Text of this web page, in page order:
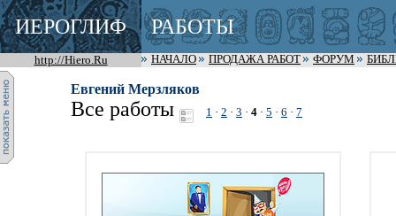
ИЕРОГЛИФ РАБОТЫ
http://Hiero.Ru НАЧАЛО ПРОДАЖА РАБОТ ФОРУМ
Евгений Мерзляков
Все работы 1 · 2 · 3 · 4 · 5 · 6 · 7